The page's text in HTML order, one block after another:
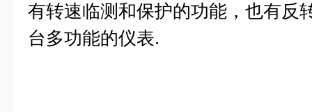
有转速临测和保护的功能，也有反
台多功能的仪表.